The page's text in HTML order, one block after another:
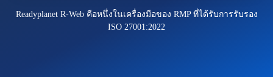
Readyplanet R-Web คือหนึ่งในเครื่องมือของ RMP ที่ได้รับการรับรอง
ISO 27001:2022